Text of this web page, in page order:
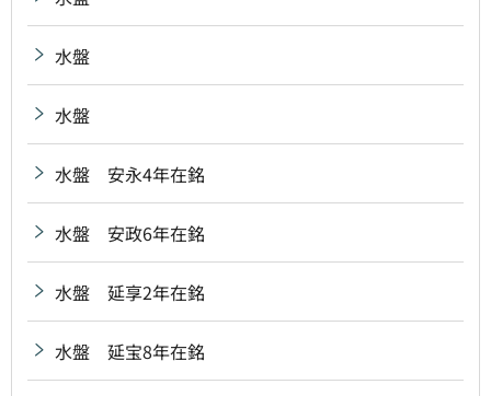
水盤
水盤
水盤 安永4年在銘
水盤 安政6年在銘
水盤 延享2年在銘
水盤 延宝8年在銘